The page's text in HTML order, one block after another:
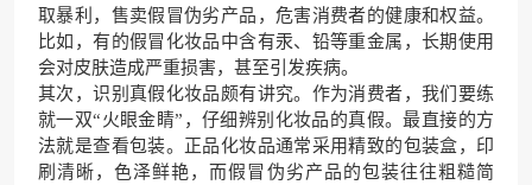
取暴利，售卖假冒伪劣产品，危害消费者的健康和权益。
比如，有的假冒化妆品中含有汞、铅等重金属，长期使用
会对皮肤造成严重损害，甚至引发疾病。
其次，识别真假化妆品颇有讲究。作为消费者，我们要练
就一双“火眼金睛”，仔细辨别化妆品的真假。最直接的方
法就是查看包装。正品化妆品通常采用精致的包装盒，印
刷清晰，色泽鲜艳，而假冒伪劣产品的包装往往粗糙简